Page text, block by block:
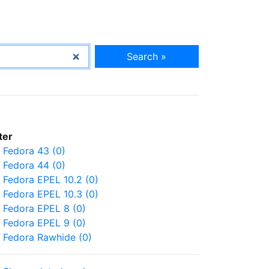
Search »
Fedora 43 (0)
Fedora 44 (0)
Fedora EPEL 10.2 (0)
Fedora EPEL 10.3 (0)
Fedora EPEL 8 (0)
Fedora EPEL 9 (0)
Fedora Rawhide (0)